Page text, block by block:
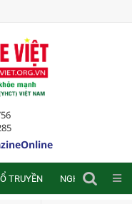
TRUYỀN NGHIÊN CỨU